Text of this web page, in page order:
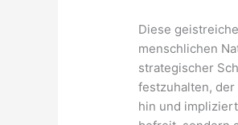
Diese
menschlichen
strategischer
festzuhalten,
hin und